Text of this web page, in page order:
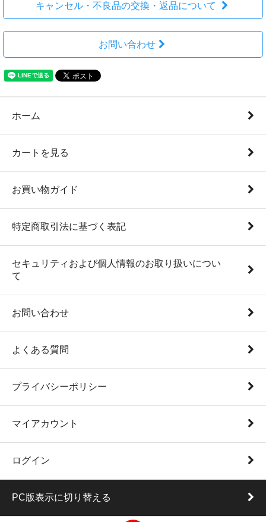
キャンセル・不良品の交換・返品について
お問い合わせ
ホーム
カートを見る
お買い物ガイド
特定商取引法に基づく表記
セキュリティおよび個人情報のお取り扱いについ
て
お問い合わせ
よくある質問
プライバシーポリシー
マイアカウント
ログイン
PC版表示に切り替える